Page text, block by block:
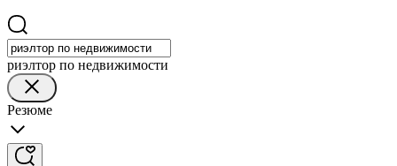
риэлтор по недвижимости
Резюме